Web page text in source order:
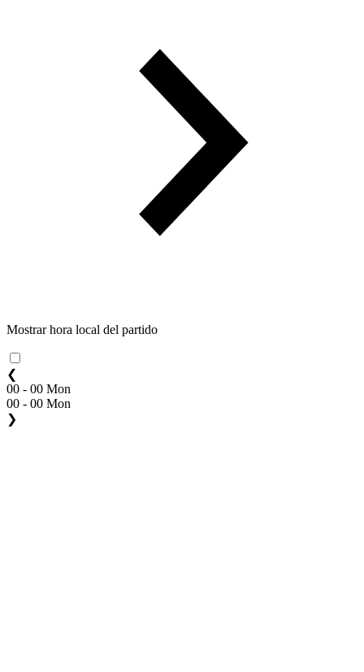
Mostrar hora local del partido
❮
00 - 00 Mon
00 - 00 Mon
❯